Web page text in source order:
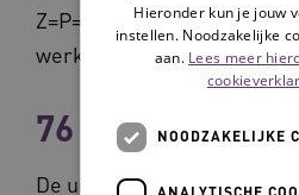
Z=P=R,T in de praktijk goed
werken.’
76 teams
De uitgangspunten van de
Hieronder kun je jouw
instellen. Noodzakelijke
aan. Lees meer
NOODZAKELIJKE
ANALYTISCHE